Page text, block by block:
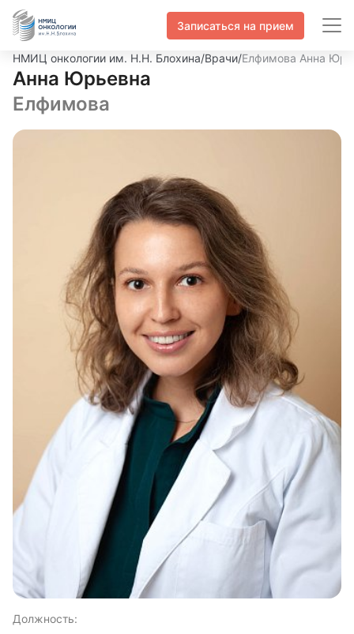
Записаться на прием
НМИЦ онкологии им. Н.Н. Блохина/Врачи/Елфимова Анна
Анна Юрьевна
Елфимова
Должность: